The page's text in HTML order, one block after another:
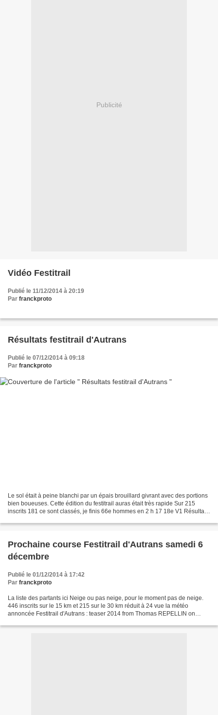
Publicité
Vidéo Festitrail
Publié le 11/12/2014 à 20:19
Par franckproto
Résultats festitrail d'Autrans
Publié le 07/12/2014 à 09:18
Par franckproto
Le sol était à peine blanchi par un épais brouillard givrant avec des portions
bien boueuses. Cette édition du festitrail auras était très rapide Sur 215
inscrits 181 ce sont classés, je finis 66e hommes en 2 h 17 18e V1 Résultats
Prochaine course Festitrail d'Autrans samedi 6
décembre
Publié le 01/12/2014 à 17:42
Par franckproto
La liste des partants ici Neige ou pas neige, pour le moment pas de neige.
446 inscrits sur le 15 km et 215 sur le 30 km réduit à 24 vue la météo
annoncée Festitrail d'Autrans : teaser 2014 from Thomas REPELLIN on